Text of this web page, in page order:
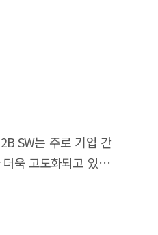
종합 지원)이 있으며,
데, 게임SW는 독자
별로 적합한 맞춤형
고 지속적인 성장을
However, the
sectors. To
the current
the trends in
SW는 주로 기업 간
욱 고도화되고 있다.
업 메타버스는 가상
수 있으며, 생산성